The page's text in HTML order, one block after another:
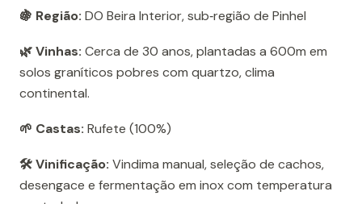
🍇 Região: DO Beira Interior, sub‑região de Pinhel
🌿 Vinhas: Cerca de 30 anos, plantadas a 600m em
solos graníticos pobres com quartzo, clima
continental.
🌱 Castas: Rufete (100%)
🛠️ Vinificação: Vindima manual, seleção de cachos,
desengace e fermentação em inox com temperatura